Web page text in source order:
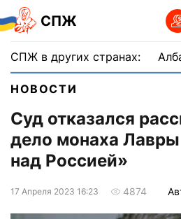
СПЖ
СПЖ в других странах:
НОВОСТИ
Суд отказался
дело монаха Лавры
над Россией»
17 Апреля 2023 16:23 4874